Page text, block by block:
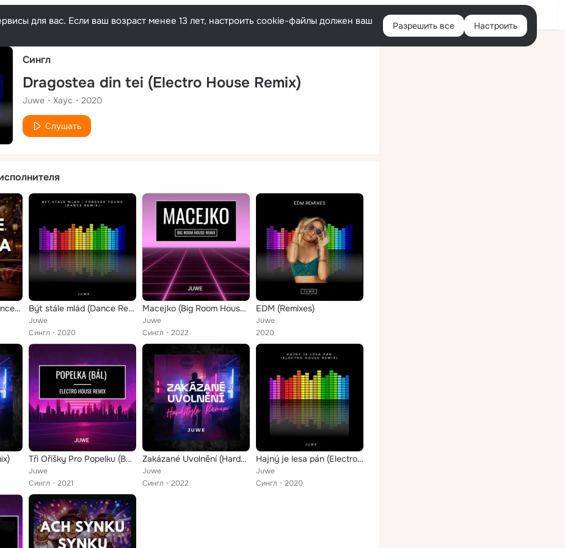
Русский Войти
для вас. Если ваш возраст менее 13 лет, настроить cookie-файлы должен ваш
Разрешить все Настроить
Сингл
Dragostea din tei (Electro House Remix)
Juwe Хаус 2020
Слушать
Ta Naše Hospoda (Dance Remix) Být stále mlád (Dance Remix)
Juwe
Сингл
2020
Macejko (Big Room House Remix)
Juwe
Сингл
2022
EDM (Remixes)
Juwe
2020
Tři Oříšky Pro Popelku (Bál) (Electro House Remix)
Juwe
Сингл
2021
Zakázané Uvolnění (Hardstyle Remix)
Juwe
Сингл
2022
Hajný je lesa pán (Electro house Remix)
Juwe
Сингл
2020